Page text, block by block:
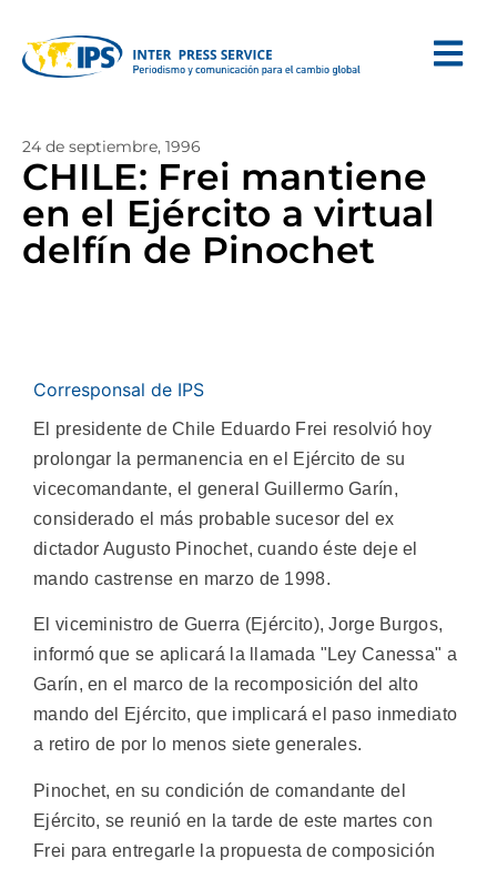
24 de septiembre, 1996
CHILE: Frei mantiene
en el Ejército a virtual
delfín de Pinochet
Corresponsal de IPS
El presidente de Chile Eduardo Frei resolvió hoy
prolongar la permanencia en el Ejército de su
vicecomandante, el general Guillermo Garín,
considerado el más probable sucesor del ex
dictador Augusto Pinochet, cuando éste deje el
mando castrense en marzo de 1998.
El viceministro de Guerra (Ejército), Jorge Burgos,
informó que se aplicará la llamada "Ley Canessa" a
Garín, en el marco de la recomposición del alto
mando del Ejército, que implicará el paso inmediato
a retiro de por lo menos siete generales.
Pinochet, en su condición de comandante del
Ejército, se reunió en la tarde de este martes con
Frei para entregarle la propuesta de composición